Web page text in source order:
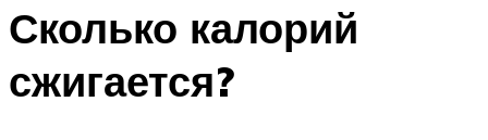
Сколько калорий
сжигается?